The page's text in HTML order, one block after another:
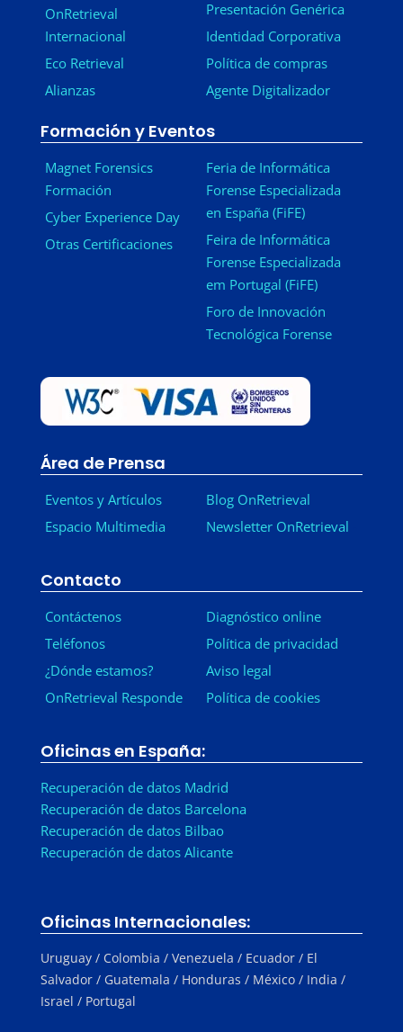
OnRetrieval
Internacional
Eco Retrieval
Alianzas
Presentación Genérica
Identidad Corporativa
Política de compras
Agente Digitalizador
Formación y Eventos
Magnet Forensics
Formación
Cyber Experience Day
Otras Certificaciones
Feria de Informática
Forense Especializada
en España (FiFE)
Feira de Informática
Forense Especializada
em Portugal (FiFE)
Foro de Innovación
Tecnológica Forense
Área de Prensa
Eventos y Artículos
Espacio Multimedia
Blog OnRetrieval
Newsletter OnRetrieval
Contacto
Contáctenos
Teléfonos
¿Dónde estamos?
OnRetrieval Responde
Diagnóstico online
Política de privacidad
Aviso legal
Política de cookies
Oficinas en España:
Recuperación de datos Madrid
Recuperación de datos Barcelona
Recuperación de datos Bilbao
Recuperación de datos Alicante
Oficinas Internacionales:
Uruguay / Colombia / Venezuela / Ecuador / El
Salvador / Guatemala / Honduras / México / India /
Israel / Portugal